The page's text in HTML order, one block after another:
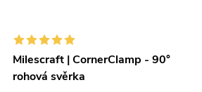
Milescraft | CornerClamp - 90°
rohová svěrka